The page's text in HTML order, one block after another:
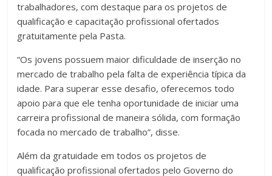
trabalhadores, com destaque para os projetos de
qualificação e capacitação profissional ofertados
gratuitamente pela Pasta.
“Os jovens possuem maior dificuldade de inserção no
mercado de trabalho pela falta de experiência típica da
idade. Para superar esse desafio, oferecemos todo
apoio para que ele tenha oportunidade de iniciar uma
carreira profissional de maneira sólida, com formação
focada no mercado de trabalho”, disse.
Além da gratuidade em todos os projetos de
qualificação profissional ofertados pelo Governo do